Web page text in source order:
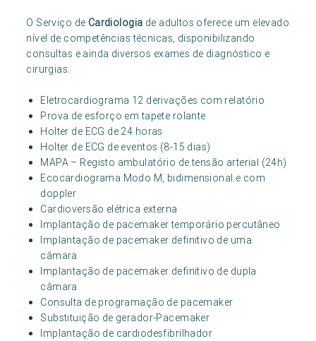
O Serviço de Cardiologia de adultos oferece um elevado
nível de competências técnicas, disponibilizando
consultas e ainda diversos exames de diagnóstico e
cirurgias:
Eletrocardiograma 12 derivações com relatório
Prova de esforço em tapete rolante
Holter de ECG de 24 horas
Holter de ECG de eventos (8-15 dias)
MAPA – Registo ambulatório de tensão arterial (24h)
Ecocardiograma Modo M, bidimensional e com
doppler
Cardioversão elétrica externa
Implantação de pacemaker temporário percutâneo
Implantação de pacemaker definitivo de uma
câmara
Implantação de pacemaker definitivo de dupla
câmara
Consulta de programação de pacemaker
Substituição de gerador-Pacemaker
Implantação de cardiodesfibrilhador